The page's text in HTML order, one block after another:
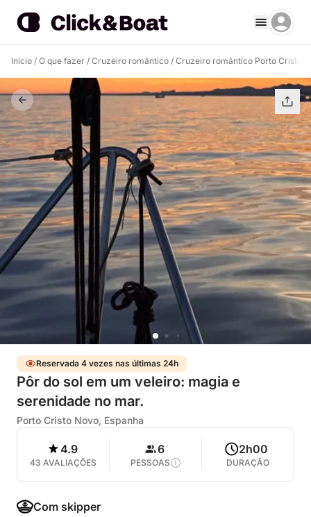
Início / O que fazer / Cruzeiro romântico / Cruzeiro romântico Porto Cristo
Reservada 4 vezes nas últimas 24h
Pôr do sol em um veleiro: magia e
serenidade no mar.
Porto Cristo Novo, Espanha
4.9
43 AVALIAÇÕES
6
PESSOAS
2h00
DURAÇÃO
Com skipper